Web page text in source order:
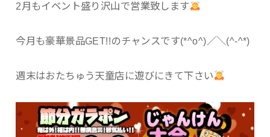
2月もイベント盛り沢山で営業致します
今月も豪華景品GET!!のチャンスです(*^o^)／＼(^-^*)
週末はおたちゅう天童店に遊びにきて下さい